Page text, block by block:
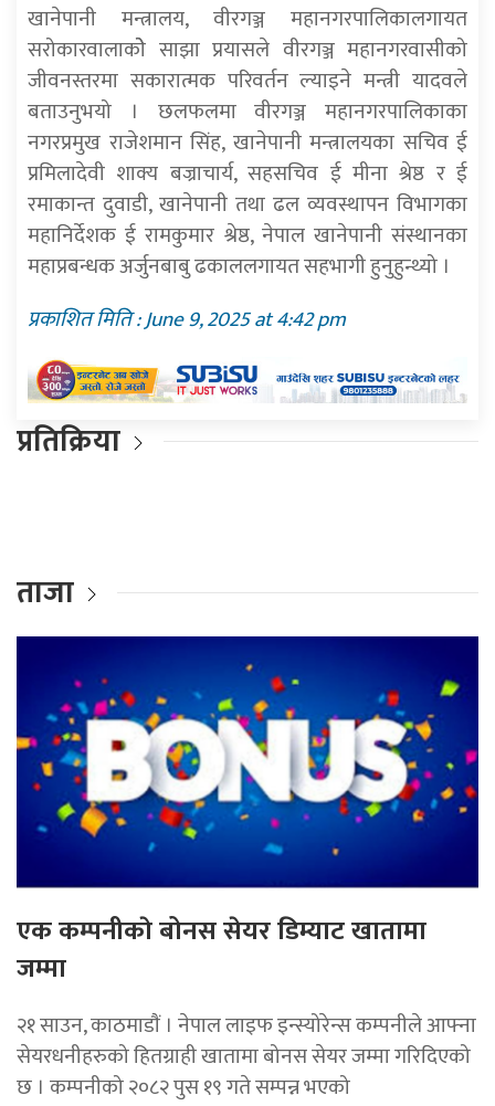
खानेपानी मन्त्रालय, वीरगञ्ज महानगरपालिकालगायत
सरोकारवालाकोे साझा प्रयासले वीरगञ्ज महानगरवासीको
जीवनस्तरमा सकारात्मक परिवर्तन ल्याइने मन्त्री यादवले
बताउनुभयो । छलफलमा वीरगञ्ज महानगरपालिकाका
नगरप्रमुख राजेशमान सिंह, खानेपानी मन्त्रालयका सचिव ई
प्रमिलादेवी शाक्य बज्राचार्य, सहसचिव ई मीना श्रेष्ठ र ई
रमाकान्त दुवाडी, खानेपानी तथा ढल व्यवस्थापन विभागका
महानिर्देशक ई रामकुमार श्रेष्ठ, नेपाल खानेपानी संस्थानका
महाप्रबन्धक अर्जुनबाबु ढकाललगायत सहभागी हुनुहुन्थ्यो ।
प्रकाशित मिति : June 9, 2025 at 4:42 pm
प्रतिक्रिया
ताजा
एक कम्पनीकाे बोनस सेयर डिम्याट खातामा
जम्मा
२१ साउन, काठमाडाैं । नेपाल लाइफ इन्स्योरेन्स कम्पनीले आफ्ना
सेयरधनीहरुको हितग्राही खातामा बोनस सेयर जम्मा गरिदिएको
छ । कम्पनीको २०८२ पुस १९ गते सम्पन्न भएको